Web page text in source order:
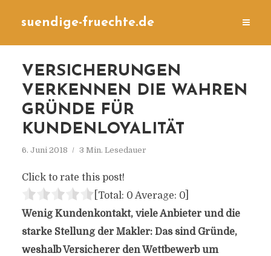
suendige-fruechte.de
VERSICHERUNGEN
VERKENNEN DIE WAHREN
GRÜNDE FÜR
KUNDENLOYALITÄT
6. Juni 2018 3 Min. Lesedauer
Click to rate this post!
[Total: 0 Average: 0]
Wenig Kundenkontakt, viele Anbieter und die
starke Stellung der Makler: Das sind Gründe,
weshalb Versicherer den Wettbewerb um